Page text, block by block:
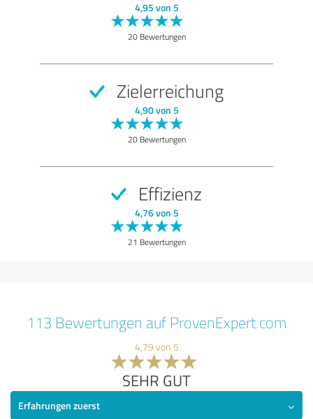
4,95 von 5
20 Bewertungen
Zielerreichung
4,90 von 5
20 Bewertungen
Effizienz
4,76 von 5
21 Bewertungen
113 Bewertungen auf ProvenExpert.com
4,79 von 5
SEHR GUT
Erfahrungen zuerst